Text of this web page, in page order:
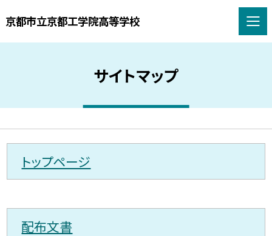
京都市立京都工学院高等学校
サイトマップ
トップページ
配布文書